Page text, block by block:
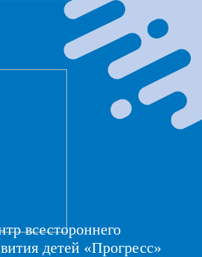
всестороннего
детей «Прогресс»